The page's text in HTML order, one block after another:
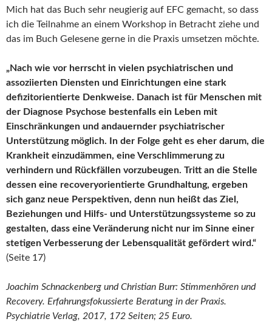
Mich hat das Buch sehr neugierig auf EFC gemacht, so dass
ich die Teilnahme an einem Workshop in Betracht ziehe und
das im Buch Gelesene gerne in die Praxis umsetzen möchte.
„Nach wie vor herrscht in vielen psychiatrischen und
assoziierten Diensten und Einrichtungen eine stark
defizitorientierte Denkweise. Danach ist für Menschen mit
der Diagnose Psychose bestenfalls ein Leben mit
Einschränkungen und andauernder psychiatrischer
Unterstützung möglich. In der Folge geht es eher darum, die
Krankheit einzudämmen, eine Verschlimmerung zu
verhindern und Rückfällen vorzubeugen. Tritt an die Stelle
dessen eine recoveryorientierte Grundhaltung, ergeben
sich ganz neue Perspektiven, denn nun heißt das Ziel,
Beziehungen und Hilfs- und Unterstützungssysteme so zu
gestalten, dass eine Veränderung nicht nur im Sinne einer
stetigen Verbesserung der Lebensqualität gefördert wird.“
(Seite 17)
Joachim Schnackenberg und Christian Burr: Stimmenhören und
Recovery. Erfahrungsfokussierte Beratung in der Praxis.
Psychiatrie Verlag, 2017, 172 Seiten; 25 Euro.